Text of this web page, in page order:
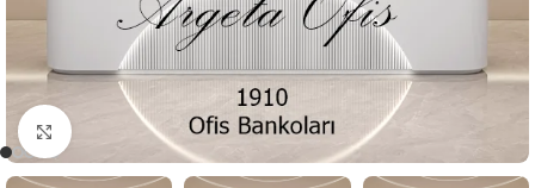
Büyütmek için tıklayın